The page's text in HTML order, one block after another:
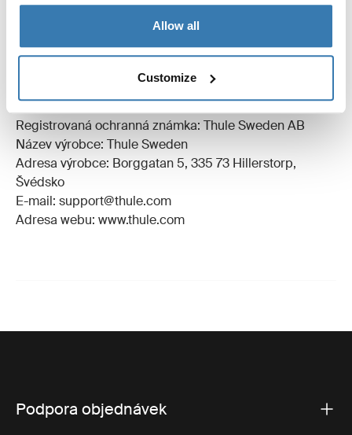
Allow all
Customize
Výrobní informace
Registrovaná ochranná známka: Thule Sweden AB
Název výrobce: Thule Sweden
Adresa výrobce: Borggatan 5, 335 73 Hillerstorp,
Švédsko
E-mail: support@thule.com
Adresa webu: www.thule.com
Podpora objednávek